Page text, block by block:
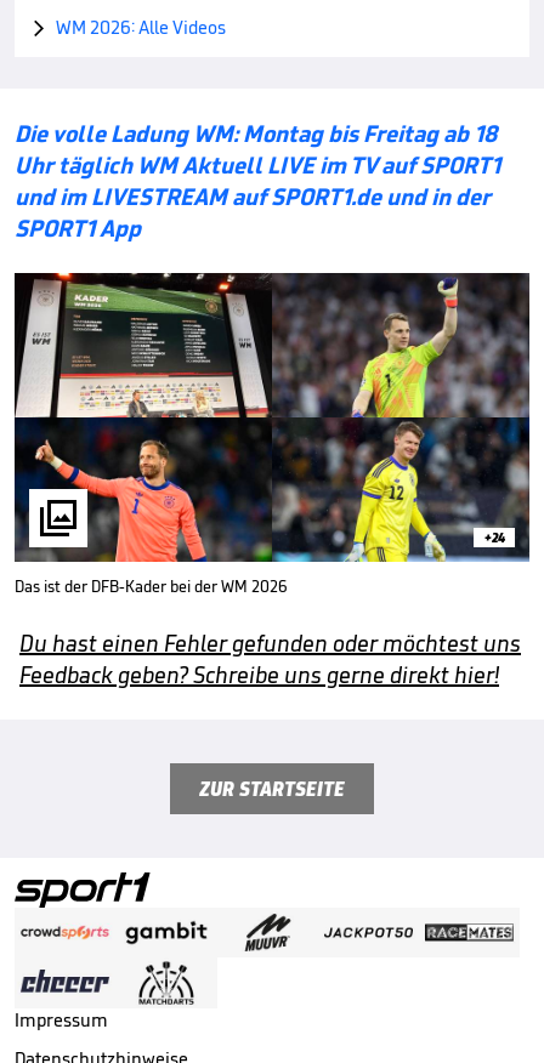
 WM 2026: Alle Videos
Die volle Ladung WM: Montag bis Freitag ab 18
Uhr täglich WM Aktuell LIVE im TV auf SPORT1
und im LIVESTREAM auf SPORT1.de und in der
SPORT1 App
 +24
Das ist der DFB-Kader bei der WM 2026
Du hast einen Fehler gefunden oder möchtest uns
Feedback geben? Schreibe uns gerne direkt hier!
ZUR STARTSEITE
Impressum